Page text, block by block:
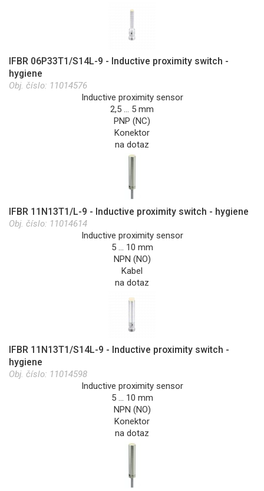
IFBR 06P33T1/S14L-9 - Inductive proximity switch -
hygiene
Obj. číslo: 11014576
Inductive proximity sensor
2,5 … 5 mm
PNP (NC)
Konektor
na dotaz
IFBR 11N13T1/L-9 - Inductive proximity switch - hygiene
Obj. číslo: 11014614
Inductive proximity sensor
5 … 10 mm
NPN (NO)
Kabel
na dotaz
IFBR 11N13T1/S14L-9 - Inductive proximity switch -
hygiene
Obj. číslo: 11014598
Inductive proximity sensor
5 … 10 mm
NPN (NO)
Konektor
na dotaz